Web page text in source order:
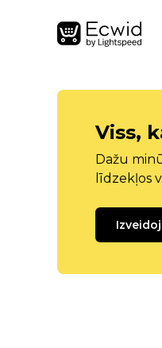
Viss,
Dažu
līdzekļos